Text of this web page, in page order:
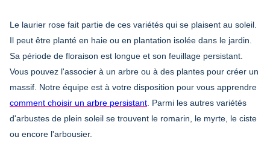
Le laurier rose fait partie de ces variétés qui se plaisent au soleil.
Il peut être planté en haie ou en plantation isolée dans le jardin.
Sa période de floraison est longue et son feuillage persistant.
Vous pouvez l'associer à un arbre ou à des plantes pour créer un
massif. Notre équipe est à votre disposition pour vous apprendre
comment choisir un arbre persistant . Parmi les autres variétés
d'arbustes de plein soleil se trouvent le romarin, le myrte, le ciste
ou encore l'arbousier.